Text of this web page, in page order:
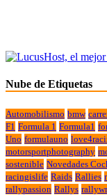
Nube de Etiquetas
Automobilismo bmw
F1 Formula 1 Formula1
Uno formulauno
motorsportphotography
sostenible Novedades
racingislife Raids Rallies
rallypassion Rallys